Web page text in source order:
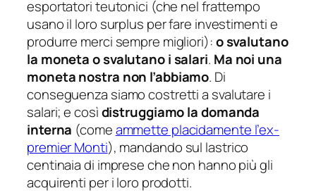
esportatori teutonici (che nel frattempo
usano il loro surplus per fare investimenti e
produrre merci sempre migliori):o svalutano
la moneta o svalutano i salari. Ma noi una
moneta nostra non l’abbiamo. Di
conseguenza siamo costretti a svalutare i
salari; e cosìdistruggiamo la domanda
interna (comeammette placidamente l’ex-
premier Monti), mandando sul lastrico
centinaia di imprese che non hanno più gli
acquirenti per i loro prodotti.